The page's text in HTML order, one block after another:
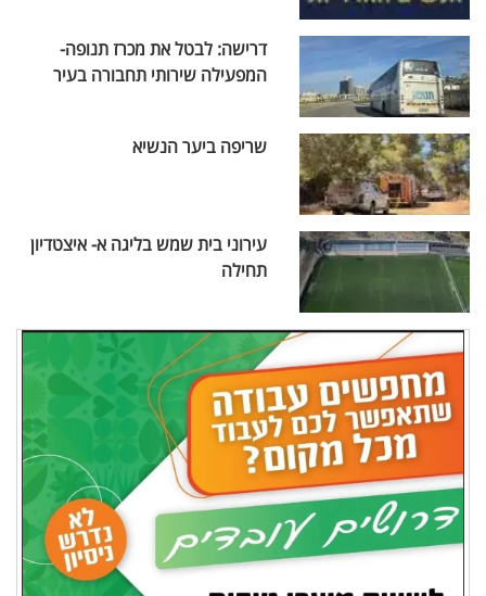
דרישה: לבטל את מכרז תנופה-
המפעילה שירותי תחבורה בעיר
שריפה ביער הנשיא
עירוני בית שמש בליגה א- איצטדיון
תחילה